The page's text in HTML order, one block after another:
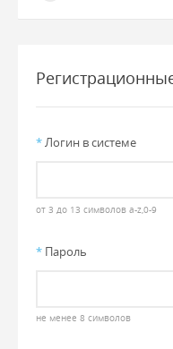
*Логин в системе
от 3 до 13 символов a-z,0-9
* Пароль
не менее 8 символов